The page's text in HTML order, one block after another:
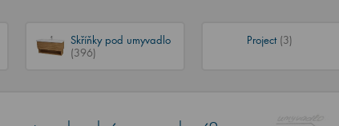
Skříňky pod umyvadlo
(396)
Project (3)